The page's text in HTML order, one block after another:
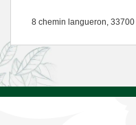
8 chemin langueron,